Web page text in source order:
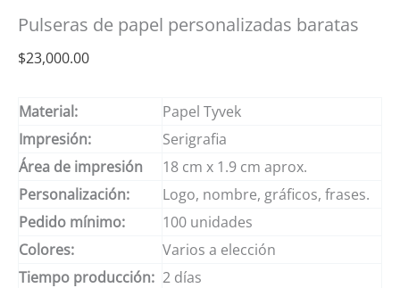
Pulseras de papel personalizadas baratas
$23,000.00
Material:
Papel Tyvek
Impresión:
Serigrafia
Área de impresión
18 cm x 1.9 cm aprox.
Personalización:
Logo, nombre, gráficos, frases.
Pedido mínimo:
100 unidades
Colores:
Varios a elección
Tiempo producción: 2 días